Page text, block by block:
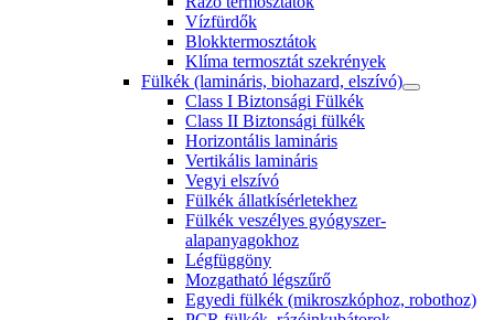
Vízfürdők
Blokktermosztátok
Klíma termosztát szekrények
Fülkék (lamináris, biohazard, elszívó)
Class I Biztonsági Fülkék
Class II Biztonsági fülkék
Horizontális lamináris
Vertikális lamináris
Vegyi elszívó
Fülkék állatkísérletekhez
Fülkék veszélyes gyógyszer-
alapanyagokhoz
Légfüggöny
Mozgatható légszűrő
Egyedi fülkék (mikroszkóphoz, robothoz)